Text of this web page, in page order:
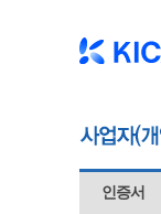
인증서